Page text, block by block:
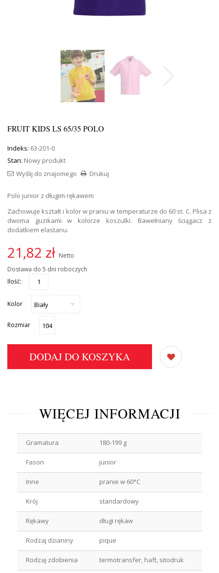
FRUIT KIDS LS 65/35 POLO
Indeks: 63-201-0
Stan: Nowy produkt
Drukuj
Wyślij do znajomego
Polo junior z długim rękawem
Zachowuje kształt i kolor w praniu w temperaturze do 60 st. C. Plisa z
dwoma guzikami w kolorze koszulki. Bawełniany ściągacz z
dodatkiem elastanu.
21,82 zł Netto
Dostawa do 5 dni roboczych
Ilość:
Kolor
Rozmiar
DODAJ DO KOSZYKA
WIĘCEJ INFORMACJI
Gramatura 180-199 g
Fason junior
Inne pranie w 60°C
Krój standardowy
Rękawy długi rękaw
Rodzaj dzianiny pique
Rodzaj zdobienia termotransfer, haft, sitodruk